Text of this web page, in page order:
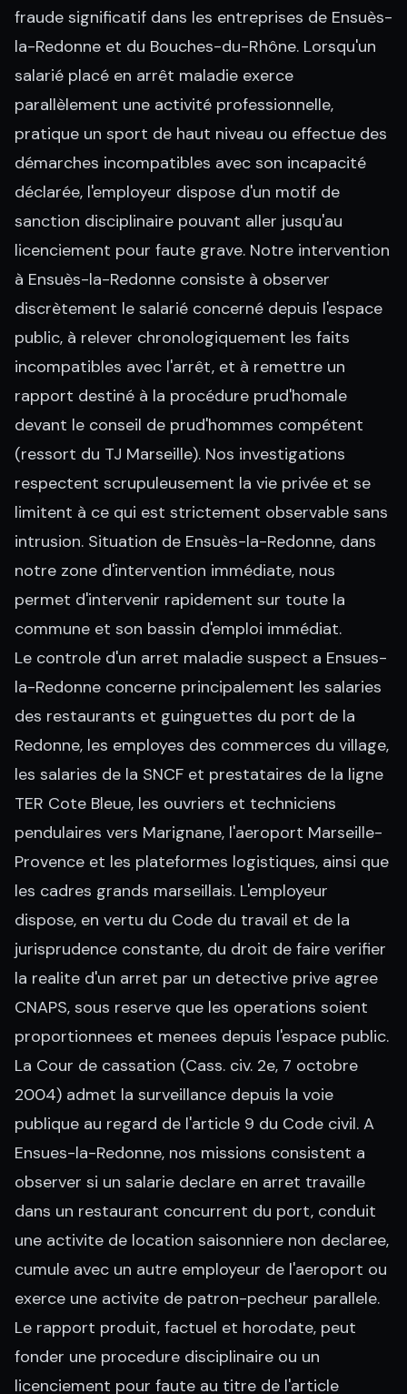
fraude significatif dans les entreprises de Ensuès-
la-Redonne et du Bouches-du-Rhône. Lorsqu'un
salarié placé en arrêt maladie exerce
parallèlement une activité professionnelle,
pratique un sport de haut niveau ou effectue des
démarches incompatibles avec son incapacité
déclarée, l'employeur dispose d'un motif de
sanction disciplinaire pouvant aller jusqu'au
licenciement pour faute grave. Notre intervention
à Ensuès-la-Redonne consiste à observer
discrètement le salarié concerné depuis l'espace
public, à relever chronologiquement les faits
incompatibles avec l'arrêt, et à remettre un
rapport destiné à la procédure prud'homale
devant le conseil de prud'hommes compétent
(ressort du TJ Marseille). Nos investigations
respectent scrupuleusement la vie privée et se
limitent à ce qui est strictement observable sans
intrusion. Situation de Ensuès-la-Redonne, dans
notre zone d'intervention immédiate, nous
permet d'intervenir rapidement sur toute la
commune et son bassin d'emploi immédiat.
Le controle d'un arret maladie suspect a Ensues-
la-Redonne concerne principalement les salaries
des restaurants et guinguettes du port de la
Redonne, les employes des commerces du village,
les salaries de la SNCF et prestataires de la ligne
TER Cote Bleue, les ouvriers et techniciens
pendulaires vers Marignane, l'aeroport Marseille-
Provence et les plateformes logistiques, ainsi que
les cadres grands marseillais. L'employeur
dispose, en vertu du Code du travail et de la
jurisprudence constante, du droit de faire verifier
la realite d'un arret par un detective prive agree
CNAPS, sous reserve que les operations soient
proportionnees et menees depuis l'espace public.
La Cour de cassation (Cass. civ. 2e, 7 octobre
2004) admet la surveillance depuis la voie
publique au regard de l'article 9 du Code civil. A
Ensues-la-Redonne, nos missions consistent a
observer si un salarie declare en arret travaille
dans un restaurant concurrent du port, conduit
une activite de location saisonniere non declaree,
cumule avec un autre employeur de l'aeroport ou
exerce une activite de patron-pecheur parallele.
Le rapport produit, factuel et horodate, peut
fonder une procedure disciplinaire ou un
licenciement pour faute au titre de l'article